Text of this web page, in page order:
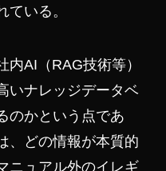
いる。
AI（RAG技術等）
いナレッジデータベ
のかという点であ
、どの情報が本質的
ニュアル外のイレギ